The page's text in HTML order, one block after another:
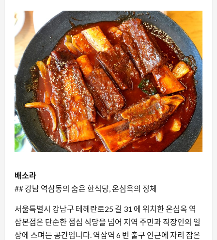
배소라
## 강남 역삼동의 숨은 한식당, 온심옥의 정체
서울특별시 강남구 테헤란로25 길 31 에 위치한 온심옥 역
삼본점은 단순한 점심 식당을 넘어 지역 주민과 직장인의 일
상에 스며든 공간입니다. 역삼역 6 번 출구 인근에 자리 잡은